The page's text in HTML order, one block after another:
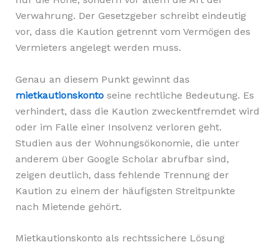
Verwahrung. Der Gesetzgeber schreibt eindeutig
vor, dass die Kaution getrennt vom Vermögen des
Vermieters angelegt werden muss.
Genau an diesem Punkt gewinnt das
mietkautionskonto seine rechtliche Bedeutung. Es
verhindert, dass die Kaution zweckentfremdet wird
oder im Falle einer Insolvenz verloren geht.
Studien aus der Wohnungsökonomie, die unter
anderem über Google Scholar abrufbar sind,
zeigen deutlich, dass fehlende Trennung der
Kaution zu einem der häufigsten Streitpunkte
nach Mietende gehört.
Mietkautionskonto als rechtssichere Lösung